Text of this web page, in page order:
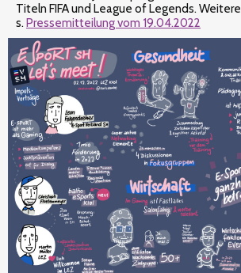
Titeln FIFA und League of Legends.
s. Pressemitteilung vom 19.04.2022